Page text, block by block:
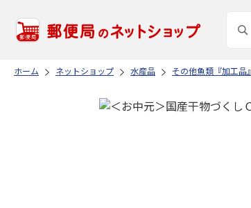
ホーム ネットショップ 水産品 その他魚類『加工品』